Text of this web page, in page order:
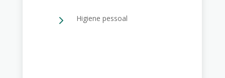
5 Higiene pessoal